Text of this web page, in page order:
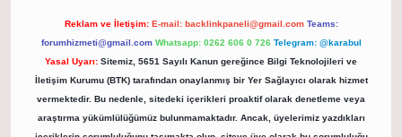
Reklam ve İletişim: E-mail: backlinkpaneli@gmail.com Teams:
forumhizmeti@gmail.com Whatsapp: 0262 606 0 726 Telegram: @karabul
Yasal Uyarı: Sitemiz, 5651 Sayılı Kanun gereğince Bilgi Teknolojileri ve
İletişim Kurumu (BTK) tarafından onaylanmış bir Yer Sağlayıcı olarak hizmet
vermektedir. Bu nedenle, sitedeki içerikleri proaktif olarak denetleme veya
araştırma yükümlülüğümüz bulunmamaktadır. Ancak, üyelerimiz yazdıkları